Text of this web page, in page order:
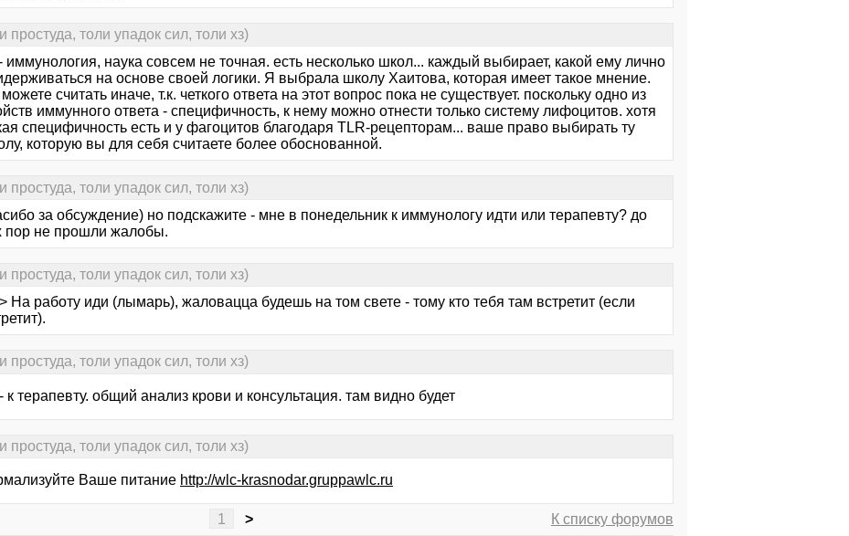
простуда, толи упадок сил, толи хз)
иммунология, наука совсем не точная. есть несколько школ... каждый выбирает, какой ему лично
на основе своей логики. Я выбрала школу Хаитова, которая имеет такое мнение.
считать иначе, т.к. четкого ответа на этот вопрос пока не существует. поскольку одно из
иммунного ответа - специфичность, к нему можно отнести только систему лифоцитов. хотя
специфичность есть и у фагоцитов благодаря TLR-рецепторам... ваше право выбирать ту
которую вы для себя считаете более обоснованной.
простуда, толи упадок сил, толи хз)
за обсуждение) но подскажите - мне в понедельник к иммунологу идти или терапевту? до
пор не прошли жалобы.
простуда, толи упадок сил, толи хз)
На работу иди (лымарь), жаловацца будешь на том свете - тому кто тебя там встретит (если
простуда, толи упадок сил, толи хз)
к терапевту. общий анализ крови и консультация. там видно будет
простуда, толи упадок сил, толи хз)
Ваше питание http://wlc-krasnodar.gruppawlc.ru
1 > К списку форумов